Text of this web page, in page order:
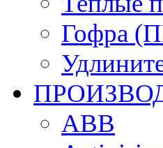
Гофра
ABB